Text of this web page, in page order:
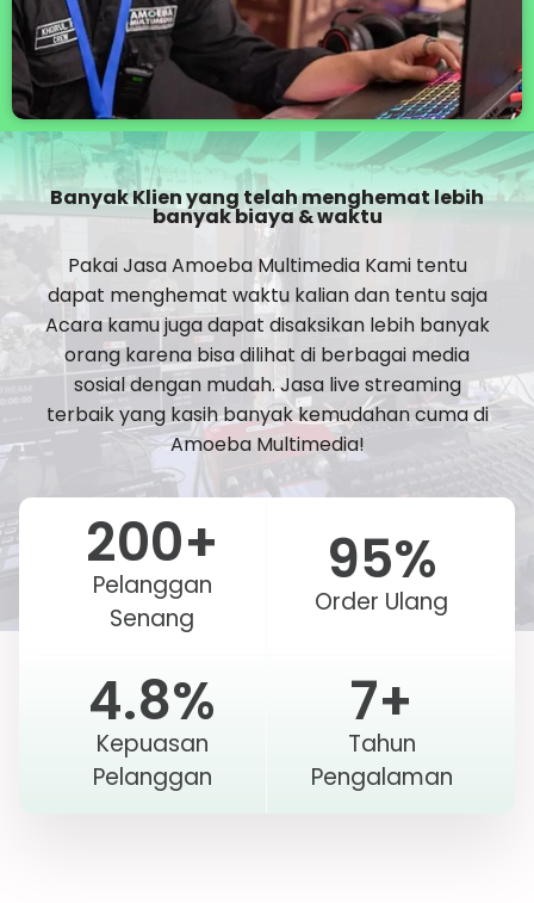
Banyak Klien yang telah menghemat lebih
banyak biaya & waktu
Pakai Jasa Amoeba Multimedia Kami tentu
dapat menghemat waktu kalian dan tentu saja
Acara kamu juga dapat disaksikan lebih banyak
orang karena bisa dilihat di berbagai media
sosial dengan mudah. Jasa live streaming
terbaik yang kasih banyak kemudahan cuma di
Amoeba Multimedia!
200+
Pelanggan
Senang
95%
Order Ulang
4.8%
Kepuasan
Pelanggan
7+
Tahun
Pengalaman